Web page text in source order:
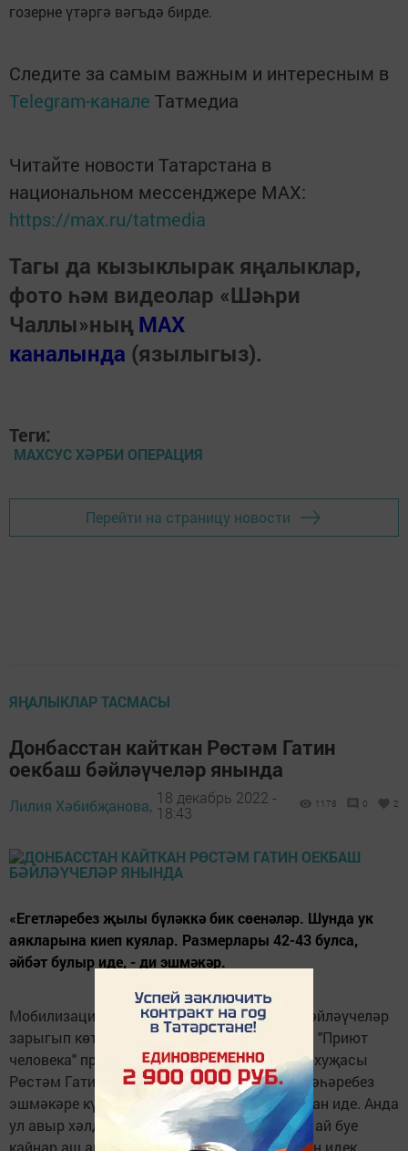
гозерне үтәргә вәгъдә бирде.
Следите за самым важным и интересным в
Telegram-канале Татмедиа
Читайте новости Татарстана в
национальном мессенджере MАХ:
https://max.ru/tatmedia
Тагы да кызыклырак яңалыклар,
фото һәм видеолар «Шәһри
Чаллы»ның MAX
каналында (язылыгыз).
Теги:
МАХСУС ХӘРБИ ОПЕРАЦИЯ
Перейти на страницу новости
ЯҢАЛЫКЛАР ТАСМАСЫ
Донбасстан кайткан Рөстәм Гатин
оекбаш бәйләүчеләр янында
Лилия Хәбибҗанова, 18 декабрь 2022 -
18:43
1178 0 2
«Егетләребез җылы бүләккә бик сөенәләр. Шунда ук
аякларына киеп куялар. Размерлары 42-43 булса,
әйбәт булыр иде, - ди эшмәкәр.
Мобилизацияләнгән ир-егетләргә оекбаш бәйләүчеләр
зарыгып көткән кунагын кабул итте. Аларга "Приют
человека" проекты җитәкчесе, кыр кухнясы хуҗасы
Рөстәм Гатин килде. Исегезгә төшерәбез, шәһәребез
эшмәкәре күптән түгел Лисичанкттан кайткан иде. Анда
ул авыр хәлдә калган Донецк кешеләренә 2 ай буе
кайнар аш ашатты. Бу хакта безмондаязган идек.